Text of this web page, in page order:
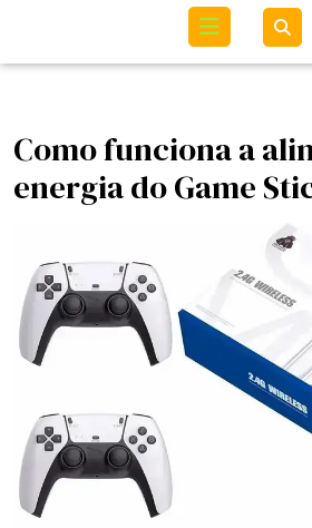
Open
Menu
Como funciona a
energia do Game